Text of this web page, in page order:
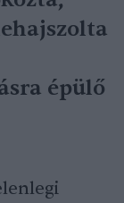
épülő